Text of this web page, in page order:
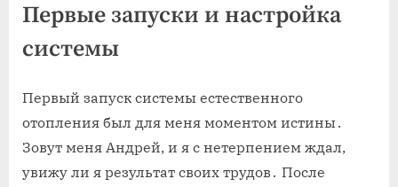
Первые запуски и настройка
системы
Первый запуск системы естественного
отопления был для меня моментом истины․
Зовут меня Андрей, и я с нетерпением ждал,
увижу ли я результат своих трудов․ После